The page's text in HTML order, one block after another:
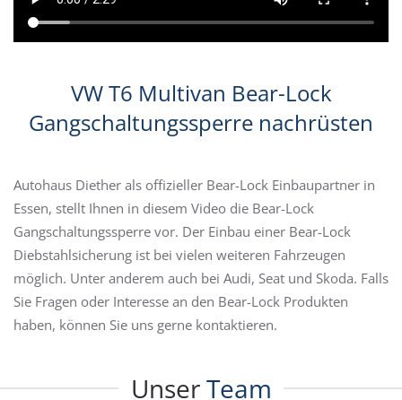
VW T6 Multivan Bear-Lock
Gangschaltungssperre nachrüsten
Autohaus Diether als offizieller Bear-Lock Einbaupartner in
Essen, stellt Ihnen in diesem Video die Bear-Lock
Gangschaltungssperre vor. Der Einbau einer Bear-Lock
Diebstahlsicherung ist bei vielen weiteren Fahrzeugen
möglich. Unter anderem auch bei Audi, Seat und Skoda. Falls
Sie Fragen oder Interesse an den Bear-Lock Produkten
haben, können Sie uns gerne kontaktieren.
UnserTeam